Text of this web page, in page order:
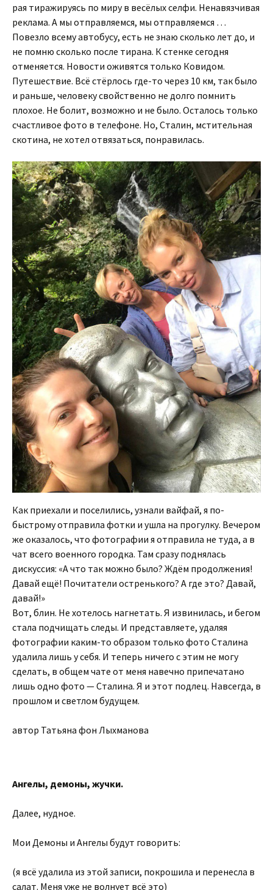
рая тиражируясь по миру в весёлых селфи. Ненавязчивая
реклама. А мы отправляемся, мы отправляемся …
Повезло всему автобусу, есть не знаю сколько лет до, и
не помню сколько после тирана. К стенке сегодня
отменяется. Новости оживятся только Ковидом.
Путешествие. Всё стёрлось где-то через 10 км, так было
и раньше, человеку свойственно не долго помнить
плохое. Не болит, возможно и не было. Осталось только
счастливое фото в телефоне. Но, Сталин, мстительная
скотина, не хотел отвязаться, понравилась.
Как приехали и поселились, узнали вайфай, я по-
быстрому отправила фотки и ушла на прогулку. Вечером
же оказалось, что фотографии я отправила не туда, а в
чат всего военного городка. Там сразу поднялась
дискуссия: «А что так можно было? Ждём продолжения!
Давай ещё! Почитатели остренького? А где это? Давай,
давай!»
Вот, блин. Не хотелось нагнетать. Я извинилась, и бегом
стала подчищать следы. И представляете, удаляя
фотографии каким-то образом только фото Сталина
удалила лишь у себя. И теперь ничего с этим не могу
сделать, в общем чате от меня навечно припечатано
лишь одно фото — Сталина. Я и этот подлец. Навсегда, в
прошлом и светлом будущем.
автор Татьяна фон Лыхманова
Ангелы, демоны, жучки.
Далее, нудное.
Мои Демоны и Ангелы будут говорить:
(я всё удалила из этой записи, покрошила и перенесла в
салат. Меня уже не волнует всё это)